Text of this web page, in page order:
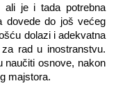
je i tada potrebna
dovede do još većeg
dolazi i adekvatna
rad u inostranstvu.
naučiti osnove, nakon
majstora.